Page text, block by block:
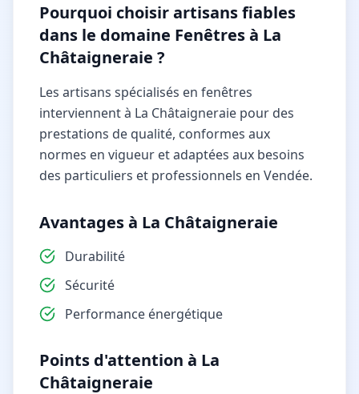
Pourquoi choisir artisans fiables
dans le domaine Fenêtres à La
Châtaigneraie ?
Les artisans spécialisés en fenêtres
interviennent à La Châtaigneraie pour des
prestations de qualité, conformes aux
normes en vigueur et adaptées aux besoins
des particuliers et professionnels en Vendée.
Avantages à La Châtaigneraie
Durabilité
Sécurité
Performance énergétique
Points d'attention à La
Châtaigneraie